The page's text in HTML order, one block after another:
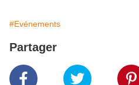
#Evénements
Partager